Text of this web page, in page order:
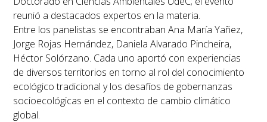
reunió a destacados expertos en la materia.
Entre los panelistas se encontraban Ana María Yañez,
Jorge Rojas Hernández, Daniela Alvarado Pincheira,
Héctor Solórzano. Cada uno aportó con experiencias
de diversos territorios en torno al rol del conocimiento
ecológico tradicional y los desafíos de gobernanzas
socioecológicas en el contexto de cambio climático
global.